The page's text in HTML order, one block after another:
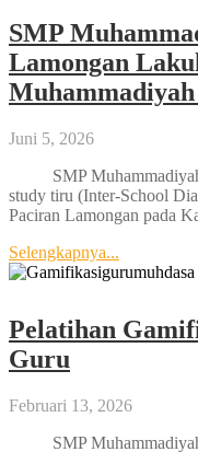
SMP
Lamongan
Juni 5, 2026
SMP
study tiru (Inter-School
Paciran Lamongan pada
Selengkapnya...
Pelatihan
Guru
Februari 13, 2026
SMP